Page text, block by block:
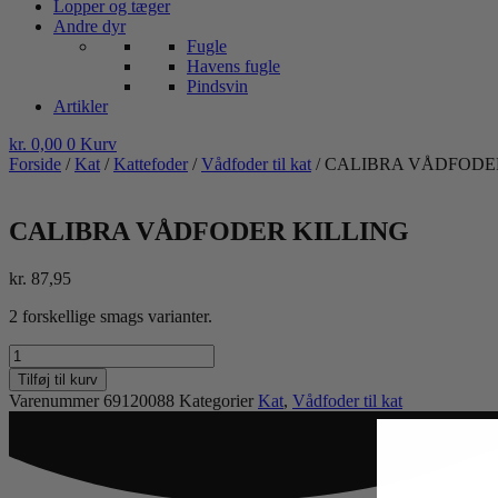
Lopper og tæger
Andre dyr
Fugle
Havens fugle
Pindsvin
Artikler
kr. 0,00 0 Kurv
Forside /Kat /Kattefoder /Vådfoder til kat / CALIBRA
CALIBRA VÅDFODER KILLING
kr. 87,95
2 forskellige smags varianter.
CALIBRA
VÅDFODER
KILLING
antal
Tilføj til kurv
Varenummer 69120088 Kategorier Kat, Vådfoder til kat